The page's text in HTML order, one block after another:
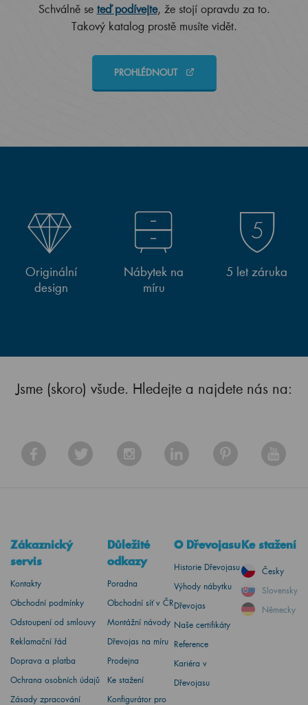
Schválně se teď podívejte, že stojí opravdu za to.
Takový katalog prostě musíte vidět.
PROHLÉDNOUT
Originální
design
Nábytek na
míru
5 let záruka
Jsme (skoro) všude. Hledejte a najdete nás na:
Zákaznický
servis
Kontakty
Obchodní podmínky
Odstoupení od smlouvy
Reklamační řád
Doprava a platba
Ochrana osobních údajů
Zásady zpracování
Důležité
odkazy
Poradna
Obchodní síť v ČR
Montážní návody
Dřevojas na míru
Prodejna
Ke stažení
Konfigurátor pro
O Dřevojasu
Historie Dřevojasu
Výhody nábytku
Dřevojas
Naše certifikáty
Reference
Kariéra v
Dřevojasu
Ke stažení
Česky
Slovensky
Německy